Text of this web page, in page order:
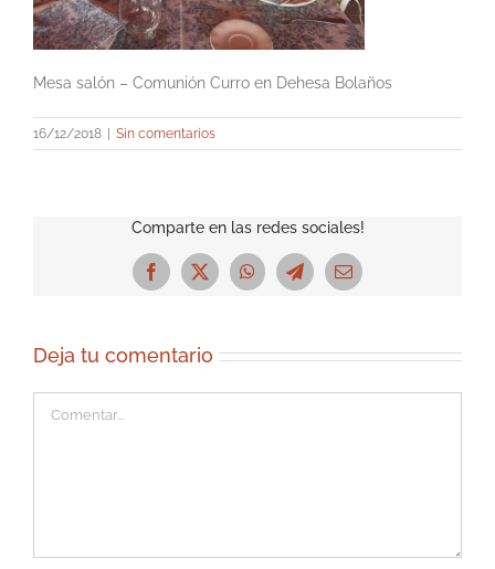
Mesa salón – Comunión Curro en Dehesa Bolaños
16/12/2018 Sin comentarios
Comparte en las redes sociales!
Facebook
X WhatsAppTelegramCorreo
Deja tu comentario